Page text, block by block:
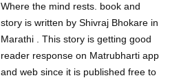
Where the mind rests. book and
story is written by Shivraj Bhokare in
Marathi . This story is getting good
reader response on Matrubharti app
and web since it is published free to